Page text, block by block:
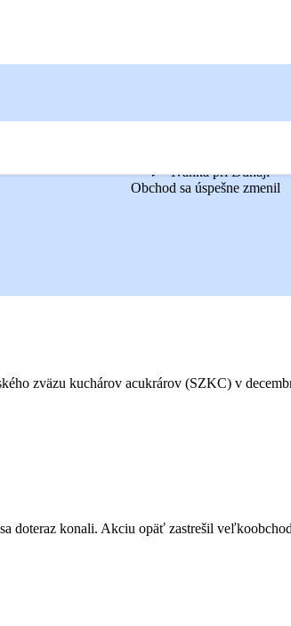
Ivanka pri Dunaji
Obchod sa úspešne zmenil
zväzu kuchárov acukrárov (SZKC) v
doteraz konali. Akciu opäť zastrešil